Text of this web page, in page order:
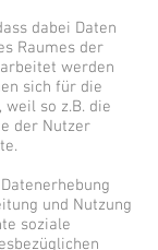
dabei Daten
Raumes der
werden
sich für die
so z.B. die
der Nutzer
und Nutzung
soziale